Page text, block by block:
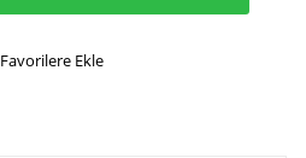
Favorilere Ekle